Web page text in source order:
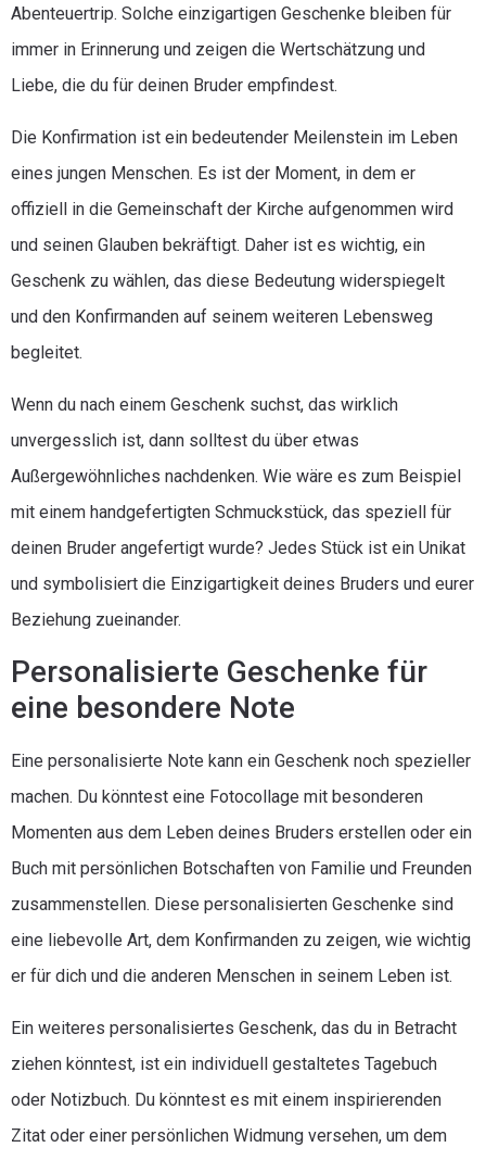
Abenteuertrip. Solche einzigartigen Geschenke bleiben für
immer in Erinnerung und zeigen die Wertschätzung und
Liebe, die du für deinen Bruder empfindest.
Die Konfirmation ist ein bedeutender Meilenstein im Leben
eines jungen Menschen. Es ist der Moment, in dem er
offiziell in die Gemeinschaft der Kirche aufgenommen wird
und seinen Glauben bekräftigt. Daher ist es wichtig, ein
Geschenk zu wählen, das diese Bedeutung widerspiegelt
und den Konfirmanden auf seinem weiteren Lebensweg
begleitet.
Wenn du nach einem Geschenk suchst, das wirklich
unvergesslich ist, dann solltest du über etwas
Außergewöhnliches nachdenken. Wie wäre es zum Beispiel
mit einem handgefertigten Schmuckstück, das speziell für
deinen Bruder angefertigt wurde? Jedes Stück ist ein Unikat
und symbolisiert die Einzigartigkeit deines Bruders und eurer
Beziehung zueinander.
Personalisierte Geschenke für
eine besondere Note
Eine personalisierte Note kann ein Geschenk noch spezieller
machen. Du könntest eine Fotocollage mit besonderen
Momenten aus dem Leben deines Bruders erstellen oder ein
Buch mit persönlichen Botschaften von Familie und Freunden
zusammenstellen. Diese personalisierten Geschenke sind
eine liebevolle Art, dem Konfirmanden zu zeigen, wie wichtig
er für dich und die anderen Menschen in seinem Leben ist.
Ein weiteres personalisiertes Geschenk, das du in Betracht
ziehen könntest, ist ein individuell gestaltetes Tagebuch
oder Notizbuch. Du könntest es mit einem inspirierenden
Zitat oder einer persönlichen Widmung versehen, um dem